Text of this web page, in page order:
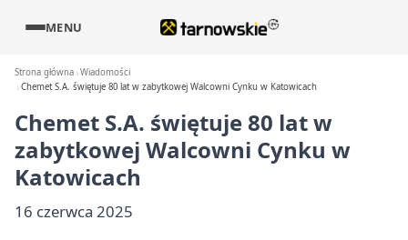
MENU
Strona główna Wiadomości
Chemet S.A. świętuje 80 lat w zabytkowej Walcowni Cynku w Katowicach
Chemet S.A. świętuje 80 lat w
zabytkowej Walcowni Cynku w
Katowicach
16 czerwca 2025